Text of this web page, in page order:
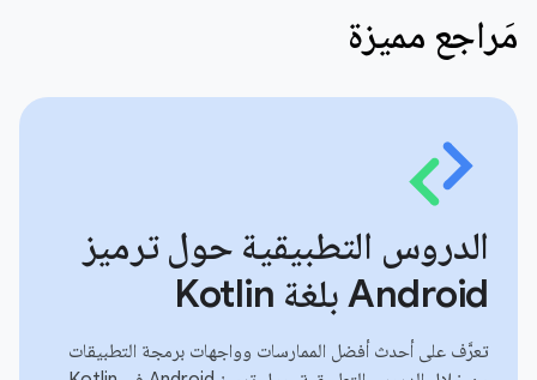
مَراجع مميزة
الدروس التطبيقية حول ترميز
Android بلغة Kotlin
تعرَّف على أحدث أفضل الممارسات وواجهات برمجة التطبيقات